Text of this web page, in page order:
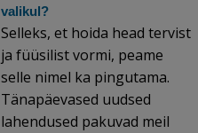
valikul?
Selleks, et hoida head tervist
ja füüsilist vormi, peame
selle nimel ka pingutama.
Tänapäevased uudsed
lahendused pakuvad meil